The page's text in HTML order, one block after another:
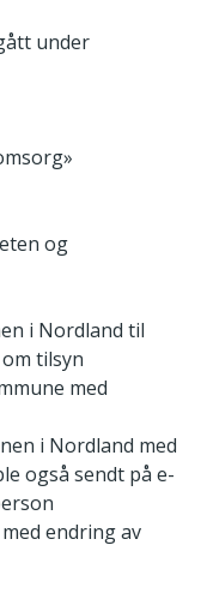
under
og
i Nordland til
tilsyn
med
i Nordland med
også sendt på e-
endring av